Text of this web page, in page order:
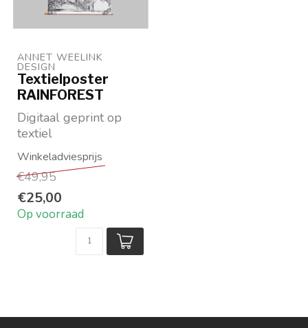
ANNET WEELINK
DESIGN
Textielposter
RAINFOREST
Digitaal geprint op
textiel
Prachtige
wanddecoratie in
zwartwit
Beschikbaar in...
€49,95
€25,00
Op voorraad